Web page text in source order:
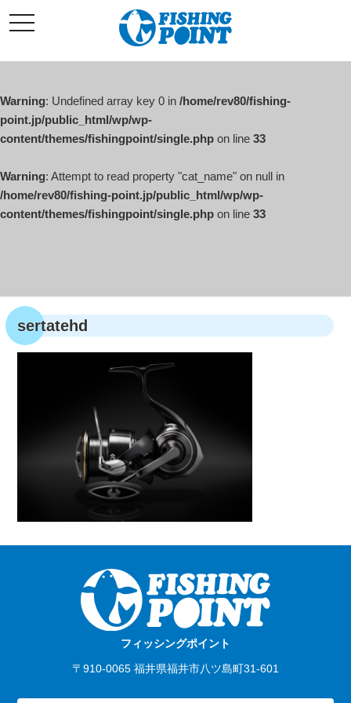
ン
ン
へ
ス
キ
プ
t
o
l
v
i
a
o
n
Warning: Undefined array key 0 in /home/rev80/fishing-
point.jp/public_html/wp/wp-
content/themes/fishingpoint/single.php on line 33
Warning: Attempt to read property "cat_name" on null in
/home/rev80/fishing-point.jp/public_html/wp/wp-
content/themes/fishingpoint/single.php on line 33
sertatehd
フィッシングポイント
〒910-0065 福井県福井市八ツ島町31-601